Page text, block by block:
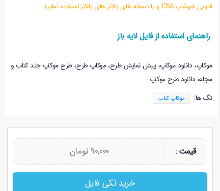
ادوبی فتوشاپ CS5 و یا نسخه های بالاتر های بالاتر استفاده نمایید.
راهنمای استفاده از فایل لایه باز
موکاپ، دانلود موکاپ، پیش نمایش طرح، موکاپ طرح، طرح موکاپ جلد کتاب و
مجله، دانلود طرح موکاپ
تگ ها:
موکاپ کتاب
قیمت : 90,000 تومان
خرید تکی فایل